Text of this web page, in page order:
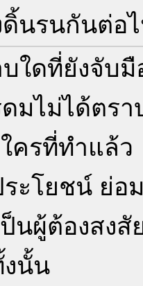
ดิ้นรนกันต่อ
ใดที่ยังจับมื
มไม่ได้ตรา
ครที่ทำแล้ว
ะโยชน์ ย่อ
นผู้ต้องสงสั
นั้น